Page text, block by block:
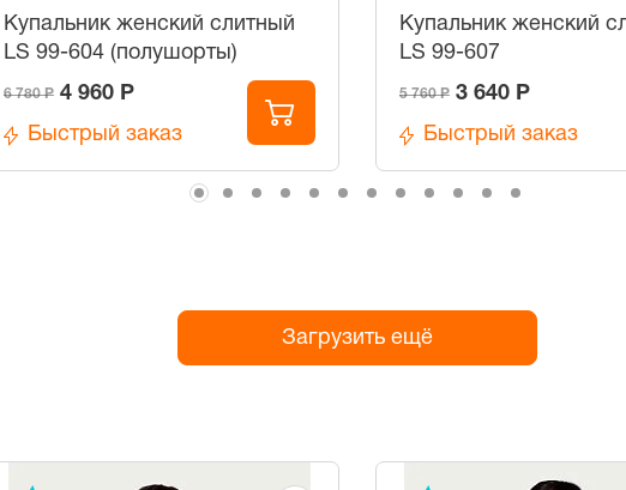
Купальник женский слитный
LS 99-604 (полушорты)
6 780 Р 4 960 Р
Быстрый заказ
Купальник женский
LS 99-607
5 760 Р 3 640 Р
Быстрый заказ
Загрузить ещё